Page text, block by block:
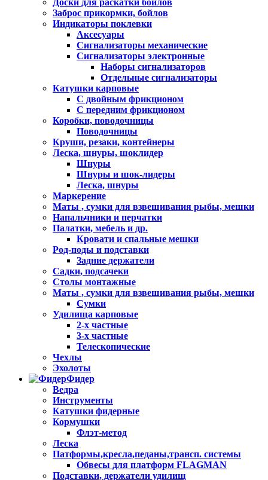
Доски для раскатки бойлов
Заброс прикормки, бойлов
Индикаторы поклевки
Аксесуары
Сигнализаторы механические
Сигнализаторы электронные
Наборы сигнализаторов
Отдельные сигнализаторы
Катушки карповые
С двойным фрикционом
С передним фрикционом
Коробки, поводочницы
Поводочницы
Круши, резаки, контейнеры
Леска, шнуры, шоклидер
Шнуры
Шнуры и шок-лидеры
Леска, шнуры
Маркерение
Маты , сумки для взвешивания рыбы, мешки
Напальчники и перчатки
Палатки, мебель и др.
Кровати и спальные мешки
Род-поды и подставки
Задние держатели
Садки, подсачеки
Столы монтажные
Маты , сумки для взвешивания рыбы, мешки
Сумки
Удилища карповые
2-х частные
3-х частные
Телескопические
Чехлы
Эхолоты
Фидер
Ведра
Инструменты
Катушки фидерные
Кормушки
Флэт-метод
Леска
Патформы,кресла,педаны,трансп. системы
Обвесы для платформ FLAGMAN
Подставки, держатели удилищ